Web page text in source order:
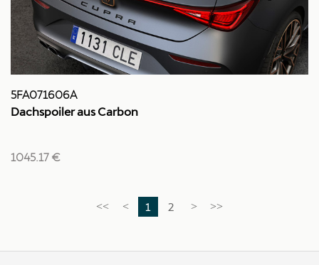
5FA071606A
Dachspoiler aus Carbon
1045.17 €
<< < 1 2 > >>